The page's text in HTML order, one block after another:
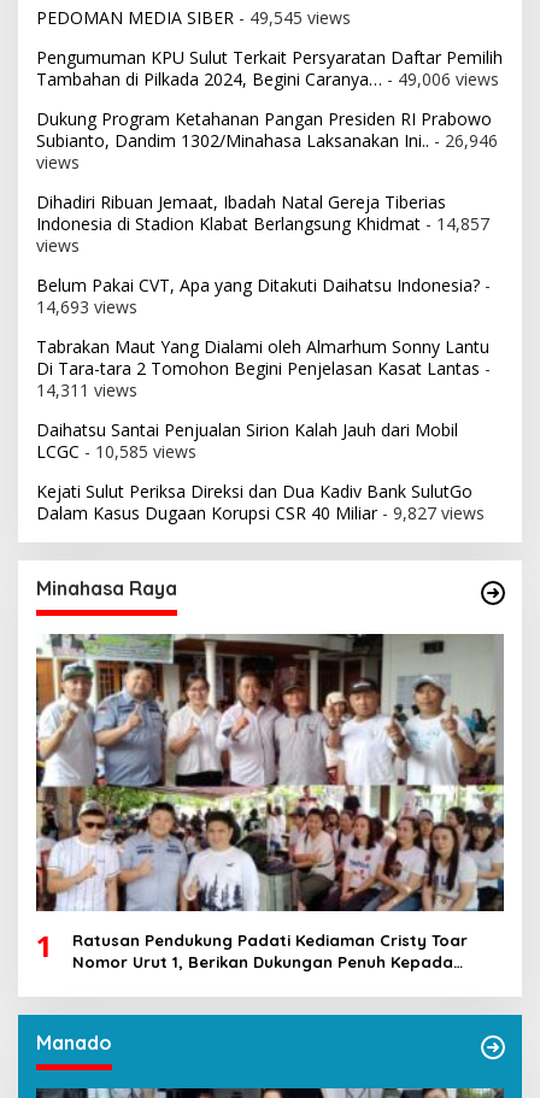
PEDOMAN MEDIA SIBER - 49,545 views
Pengumuman KPU Sulut Terkait Persyaratan Daftar Pemilih
Tambahan di Pilkada 2024, Begini Caranya… - 49,006 views
Dukung Program Ketahanan Pangan Presiden RI Prabowo
Subianto, Dandim 1302/Minahasa Laksanakan Ini.. - 26,946
views
Dihadiri Ribuan Jemaat, Ibadah Natal Gereja Tiberias
Indonesia di Stadion Klabat Berlangsung Khidmat - 14,857
views
Belum Pakai CVT, Apa yang Ditakuti Daihatsu Indonesia? -
14,693 views
Tabrakan Maut Yang Dialami oleh Almarhum Sonny Lantu
Di Tara-tara 2 Tomohon Begini Penjelasan Kasat Lantas -
14,311 views
Daihatsu Santai Penjualan Sirion Kalah Jauh dari Mobil
LCGC - 10,585 views
Kejati Sulut Periksa Direksi dan Dua Kadiv Bank SulutGo
Dalam Kasus Dugaan Korupsi CSR 40 Miliar- 9,827 views
Minahasa Raya
1
Ratusan Pendukung Padati Kediaman Cristy Toar
Nomor Urut 1, Berikan Dukungan Penuh Kepada
Manado